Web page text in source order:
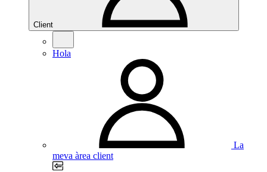
Client
Hola
La
meva àrea client